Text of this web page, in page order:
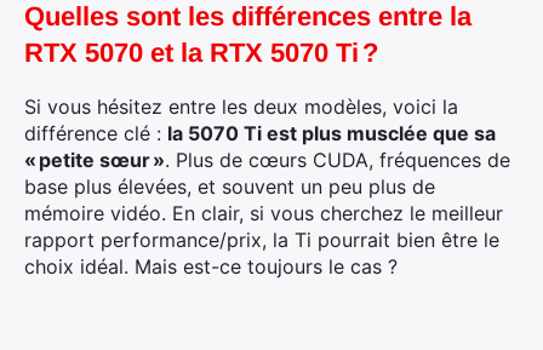
Quelles sont les différences entre la
RTX 5070 et la RTX 5070 Ti ?
Si vous hésitez entre les deux modèles, voici la
différence clé : la 5070 Ti est plus musclée que sa
« petite sœur ». Plus de cœurs CUDA, fréquences de
base plus élevées, et souvent un peu plus de
mémoire vidéo. En clair, si vous cherchez le meilleur
rapport performance/prix, la Ti pourrait bien être le
choix idéal. Mais est-ce toujours le cas ?